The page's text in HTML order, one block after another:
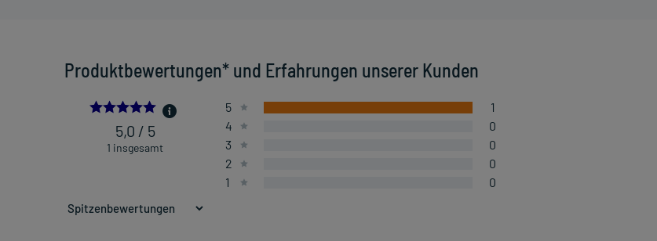
Produktbewertungen* und Erfahrungen unserer Kunden
5.0
5,0 / 5
1 insgesamt
5
1
4
0
3
0
2
0
1
0